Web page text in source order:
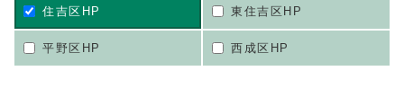
住吉区HP 東住吉区HP
平野区HP 西成区HP